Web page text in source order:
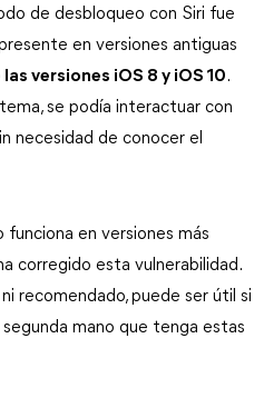
de desbloqueo con Siri fue
en versiones antiguas
versiones iOS 8 y iOS 10.
se podía interactuar con
necesidad de conocer el
en versiones más
corregido esta vulnerabilidad.
recomendado, puede ser útil si
mano que tenga estas